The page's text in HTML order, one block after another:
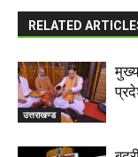
RELATED
उत्तराखण्ड